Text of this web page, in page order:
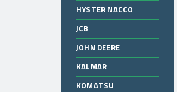
HYSTER NACCO
JCB
JOHN DEERE
KALMAR
KOMATSU